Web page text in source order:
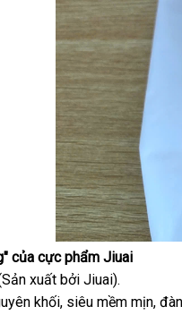
của cực phẩm Jiuai
xuất bởi Jiuai).
khối, siêu mềm mịn,